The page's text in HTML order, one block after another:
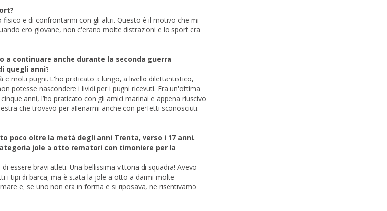
e di confrontarmi con gli altri. Questo è il motivo che mi
ero giovane, non c'erano molte distrazioni e lo sport era
a continuare anche durante la seconda guerra
quegli anni?
e molti pugni. L'ho praticato a lungo, a livello dilettantistico,
potesse nascondere i lividi per i pugni ricevuti. Era un'ottima
anni, l’ho praticato con gli amici marinai e appena riuscivo
che trovavo per allenarmi anche con perfetti sconosciuti.
poco oltre la metà degli anni Trenta, verso i 17 anni.
jole a otto rematori con timoniere per la
essere bravi atleti. Una bellissima vittoria di squadra! Avevo
i tipi di barca, ma è stata la jole a otto a darmi molte
e, se uno non era in forma e si riposava, ne risentivamo